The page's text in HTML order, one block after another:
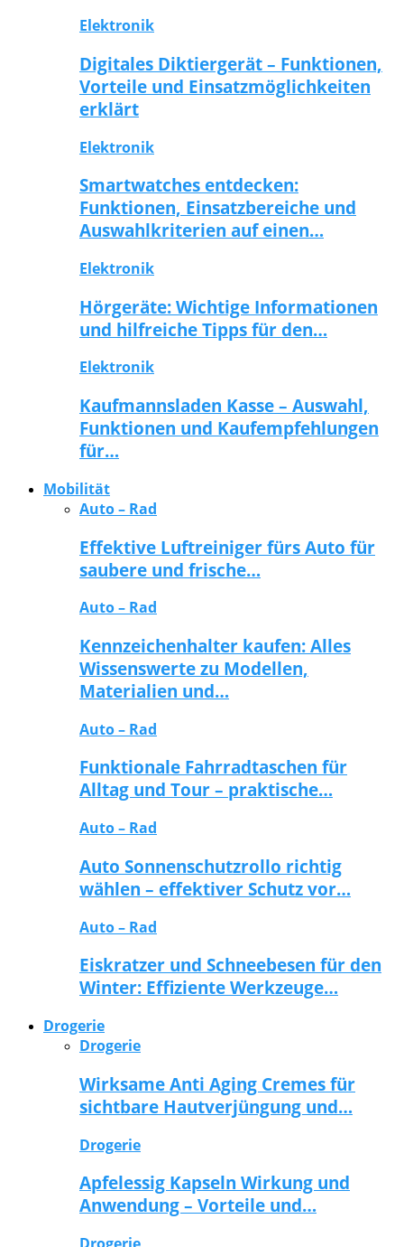
Elektronik
Digitales Diktiergerät – Funktionen,
Vorteile und Einsatzmöglichkeiten
erklärt
Elektronik
Smartwatches entdecken:
Funktionen, Einsatzbereiche und
Auswahlkriterien auf einen…
Elektronik
Hörgeräte: Wichtige Informationen
und hilfreiche Tipps für den…
Elektronik
Kaufmannsladen Kasse – Auswahl,
Funktionen und Kaufempfehlungen
für…
Mobilität
Auto – Rad
Effektive Luftreiniger fürs Auto für
saubere und frische…
Auto – Rad
Kennzeichenhalter kaufen: Alles
Wissenswerte zu Modellen,
Materialien und…
Auto – Rad
Funktionale Fahrradtaschen für
Alltag und Tour – praktische…
Auto – Rad
Auto Sonnenschutzrollo richtig
wählen – effektiver Schutz vor…
Auto – Rad
Eiskratzer und Schneebesen für den
Winter: Effiziente Werkzeuge…
Drogerie
Drogerie
Wirksame Anti Aging Cremes für
sichtbare Hautverjüngung und…
Drogerie
Apfelessig Kapseln Wirkung und
Anwendung – Vorteile und…